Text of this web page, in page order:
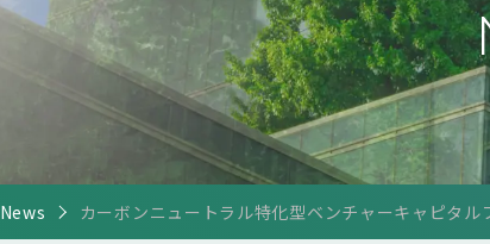
News カーボンニュートラル特化型ベンチャーキャピタル